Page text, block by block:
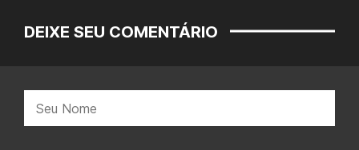
DEIXE SEU COMENTÁRIO